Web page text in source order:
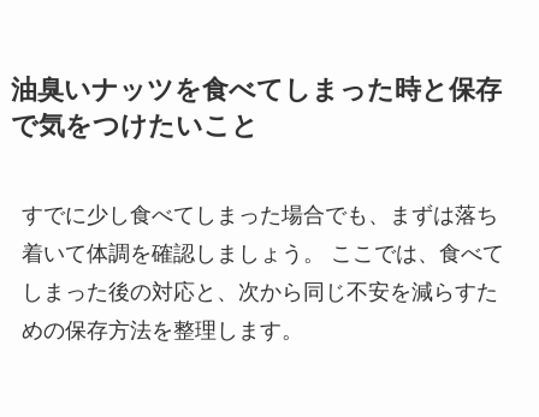
油臭いナッツを食べてしまった時と保存
で気をつけたいこと
すでに少し食べてしまった場合でも、まずは落ち
着いて体調を確認しましょう。 ここでは、食べて
しまった後の対応と、次から同じ不安を減らすた
めの保存方法を整理します。